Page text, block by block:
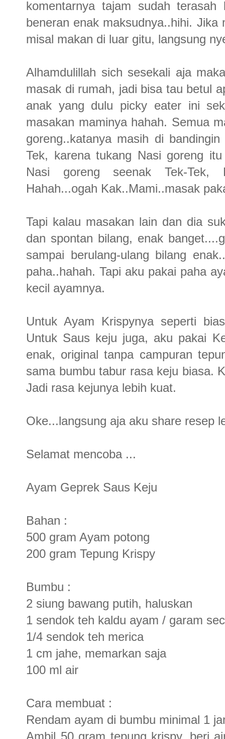
komentarnya tajam sudah
beneran enak maksudnya..hihi.
misal makan di luar gitu, langsung
Alhamdulillah sich sesekali aja
masak di rumah, jadi bisa tau betul
anak yang dulu picky eater ini
masakan maminya hahah. Semua
goreng..katanya masih di
Tek, karena tukang Nasi goreng
Nasi goreng seenak Tek-Tek,
Hahah...ogah Kak..Mami..masak
Tapi kalau masakan lain dan dia
dan spontan bilang, enak
sampai berulang-ulang bilang
paha..hahah. Tapi aku pakai paha
kecil ayamnya.
Untuk Ayam Krispynya seperti
Untuk Saus keju juga, aku pakai
enak, original tanpa campuran
sama bumbu tabur rasa keju biasa.
Jadi rasa kejunya lebih kuat.
Oke...langsung aja aku share resep
Selamat mencoba ...
Ayam Geprek Saus Keju
Bahan :
500 gram Ayam potong
200 gram Tepung Krispy
Bumbu :
2 siung bawang putih, haluskan
1 sendok teh kaldu ayam / garam
1/4 sendok teh merica
1 cm jahe, memarkan saja
100 ml air
Cara membuat :
Rendam ayam di bumbu minimal 1
Ambil 50 gram tepung krispy, beri